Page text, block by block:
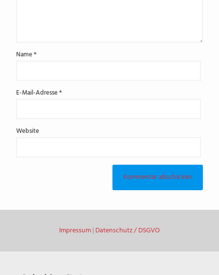
Name*
E-Mail-Adresse*
Website
Impressum| Datenschutz / DSGVO